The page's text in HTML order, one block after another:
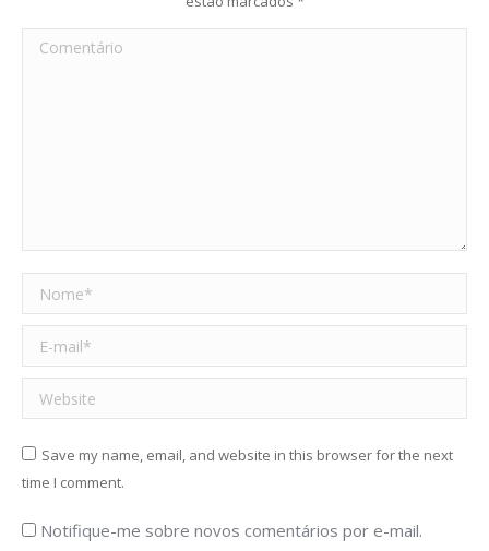
Comentário
Nome *
E-mail *
Website
Save my name, email, and website in this browser for the next
time I comment.
Notifique-me sobre novos comentários por e-mail.